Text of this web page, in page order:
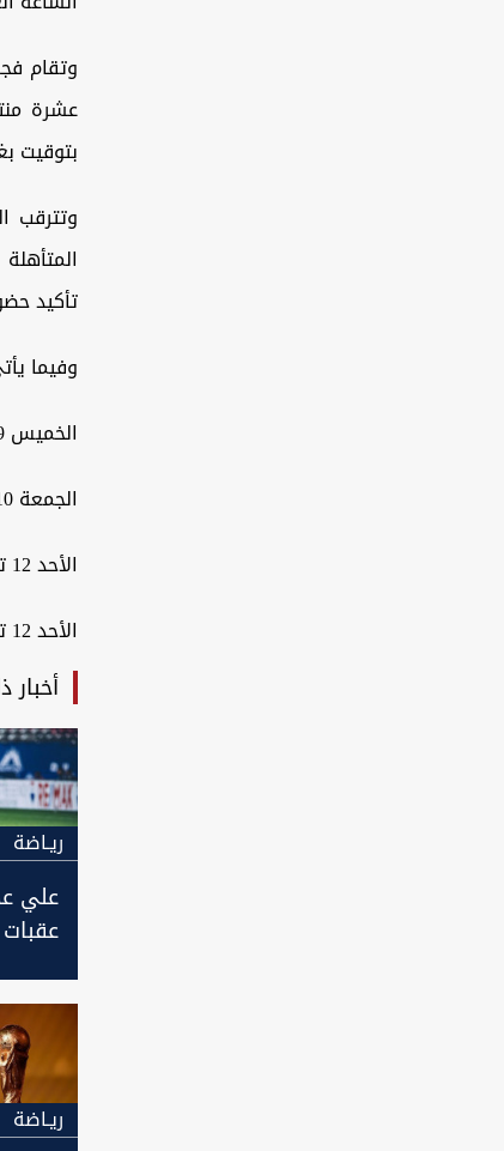
عشرة
بتوقيت
وتترقب
تأكيد
وفيما
الخميس 9 تموز 2026المغرب × فرنساالساعة 11:00 مساءً
الجمعة 10 تموز 2026إسبانيا × بلجيكاالساعة 10:00 مساءً
الأحد 12 تموز 2026النرويج × إنكلتراالساعة 12:00 منتصف الليل
الأحد 12 تموز 2026الأرجنتين × سويسراالساعة 4:00 فجراً
ريـاضة
علي
ريـاضة